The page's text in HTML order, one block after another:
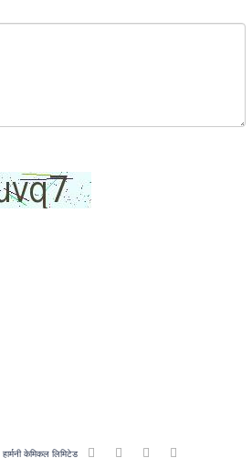
हार्मनी केमिकल लिमिटेड